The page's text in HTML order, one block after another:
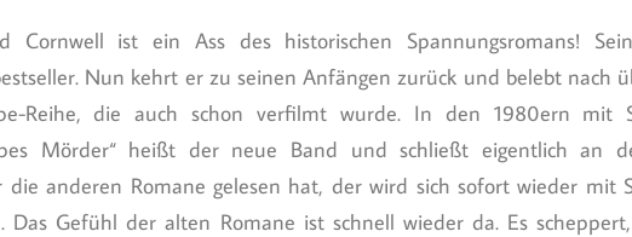
Cornwell ist ein Ass des historischen Spannungsromans!
Nun kehrt er zu seinen Anfängen zurück und belebt nach
Reihe, die auch schon verfilmt wurde. In den 1980ern mit
Mörder“ heißt der neue Band und schließt eigentlich an
die anderen Romane gelesen hat, der wird sich sofort wieder mit
Das Gefühl der alten Romane ist schnell wieder da. Es